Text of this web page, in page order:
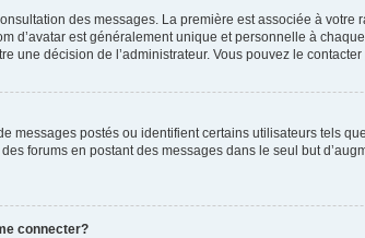
des messages. La première est associée à
d’avatar est généralement unique et personnelle à
une décision de l’administrateur. Vous pouvez le
messages postés ou identifient certains utilisateurs tels
forums en postant des messages dans le seul but
connecter?